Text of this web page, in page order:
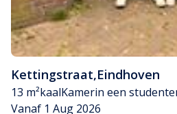
Kettingstraat,Eindhoven
13 m²kaalKamerin een
Vanaf 1 Aug 2026